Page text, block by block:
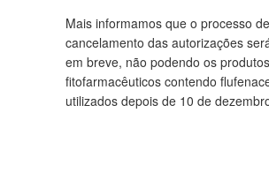
Mais informamos que o processo de
cancelamento das autorizações
em breve, não podendo os produtos
fitofarmacêuticos contendo
utilizados depois de 10 de